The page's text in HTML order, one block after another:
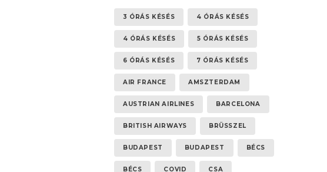
3 ÓRÁS KÉSÉS 4 ÓRÁS KÉSÉS
4 ÓRÁS KÉSÉS 5 ÓRÁS KÉSÉS
6 ÓRÁS KÉSÉS 7 ÓRÁS KÉSÉS
AIR FRANCE AMSZTERDAM
AUSTRIAN AIRLINES BARCELONA
BRITISH AIRWAYS BRÜSSZEL
BUDAPEST BUDAPEST BÉCS
BÉCS COVID CSA